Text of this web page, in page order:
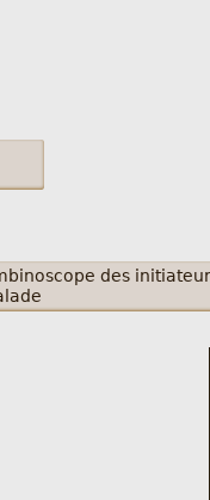
des